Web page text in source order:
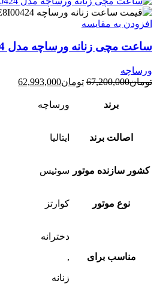
افزودن به مقایسه
ساعت مچی زنانه ورساچه مدل Versace VE8I00424
ورساچه
تومان67,200,000 قیمت
تومان67,200,000
تومان62,993,000قیمت
برند ورساچه
اصالت برند ایتالیا
کشور سازنده موتور سوئیس
نوع موتور کوارتز
مناسب برای
دخترانه
,
زنانه